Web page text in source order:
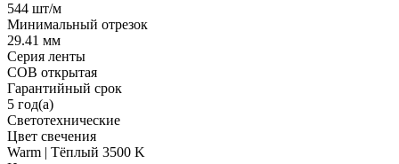
544 шт/м
Минимальный отрезок
29.41 мм
Серия ленты
COB открытая
Гарантийный срок
5 год(а)
Светотехнические
Цвет свечения
Warm | Тёплый 3500 K